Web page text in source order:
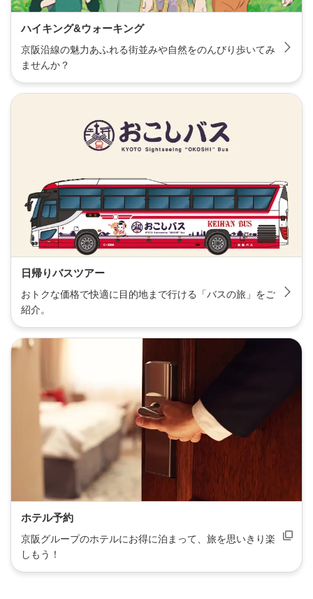
ハイキング&ウォーキング
京阪沿線の魅力あふれる街並みや自然をのんびり歩いてみ
ませんか？
日帰りバスツアー
おトクな価格で快適に目的地まで行ける「バスの旅」をご
紹介。
ホテル予約
京阪グループのホテルにお得に泊まって、旅を思いきり楽
しもう！